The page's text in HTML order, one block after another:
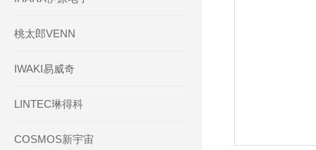
桃太郎VENN
IWAKI易威奇
LINTEC琳得科
COSMOS新宇宙